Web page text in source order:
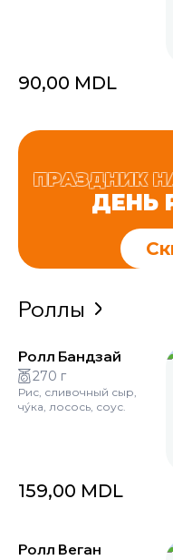
90,00 MDL
ПРАЗДНИК
ДЕНЬ
Роллы
Ролл Бандзай
270 г
Рис, сливочный сыр,
чу́ка, лосось, соус.
159,00 MDL
Ролл Веган